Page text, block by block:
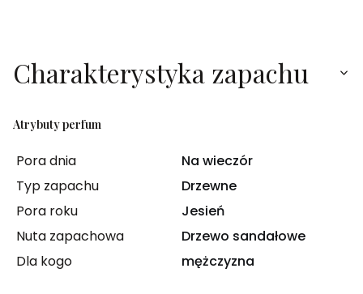
Charakterystyka zapachu
Atrybuty perfum
Pora dnia
Na wieczór
Typ zapachu
Drzewne
Pora roku
Jesień
Nuta zapachowa
Drzewo sandałowe
Dla kogo
mężczyzna